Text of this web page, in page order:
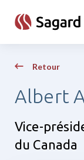
Retour
Albert
Vice-
du Canada